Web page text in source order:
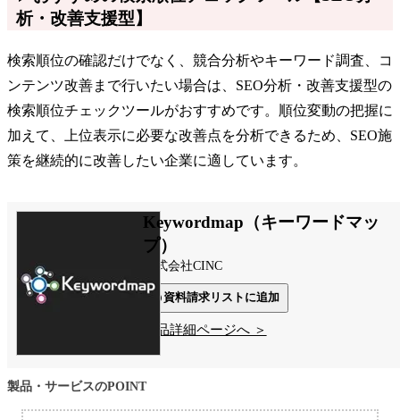
析・改善支援型】
検索順位の確認だけでなく、競合分析やキーワード調査、コ
ンテンツ改善まで行いたい場合は、SEO分析・改善支援型の
検索順位チェックツールがおすすめです。順位変動の把握に
加えて、上位表示に必要な改善点を分析できるため、SEO施
策を継続的に改善したい企業に適しています。
Keywordmap（キーワードマッ
プ）
株式会社CINC
資料請求リストに追加
製品詳細ページへ ＞
製品・サービスのPOINT